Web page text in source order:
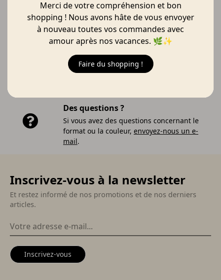
Merci de votre compréhension et bon
shopping ! Nous avons hâte de vous envoyer
à nouveau toutes vos commandes avec
amour après nos vacances. 🌿✨
Faire du shopping !
Expédié à partir du 17 août 🚚
Livraison gratuite
Livraison gratuite à partir de 75 €, sinon
6,95 €.
Des questions ?
Si vous avez des questions concernant le
format ou la couleur, envoyez-nous un e-
mail.
Inscrivez-vous à la newsletter
Et restez informé de nos promotions et de nos derniers
articles.
Inscrivez-vous